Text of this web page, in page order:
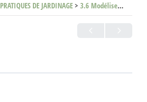
PRATIQUES DE JARDINAGE 3.6 Modéliser